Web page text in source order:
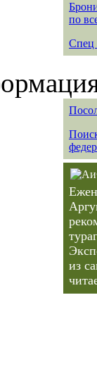
по
Спец
из